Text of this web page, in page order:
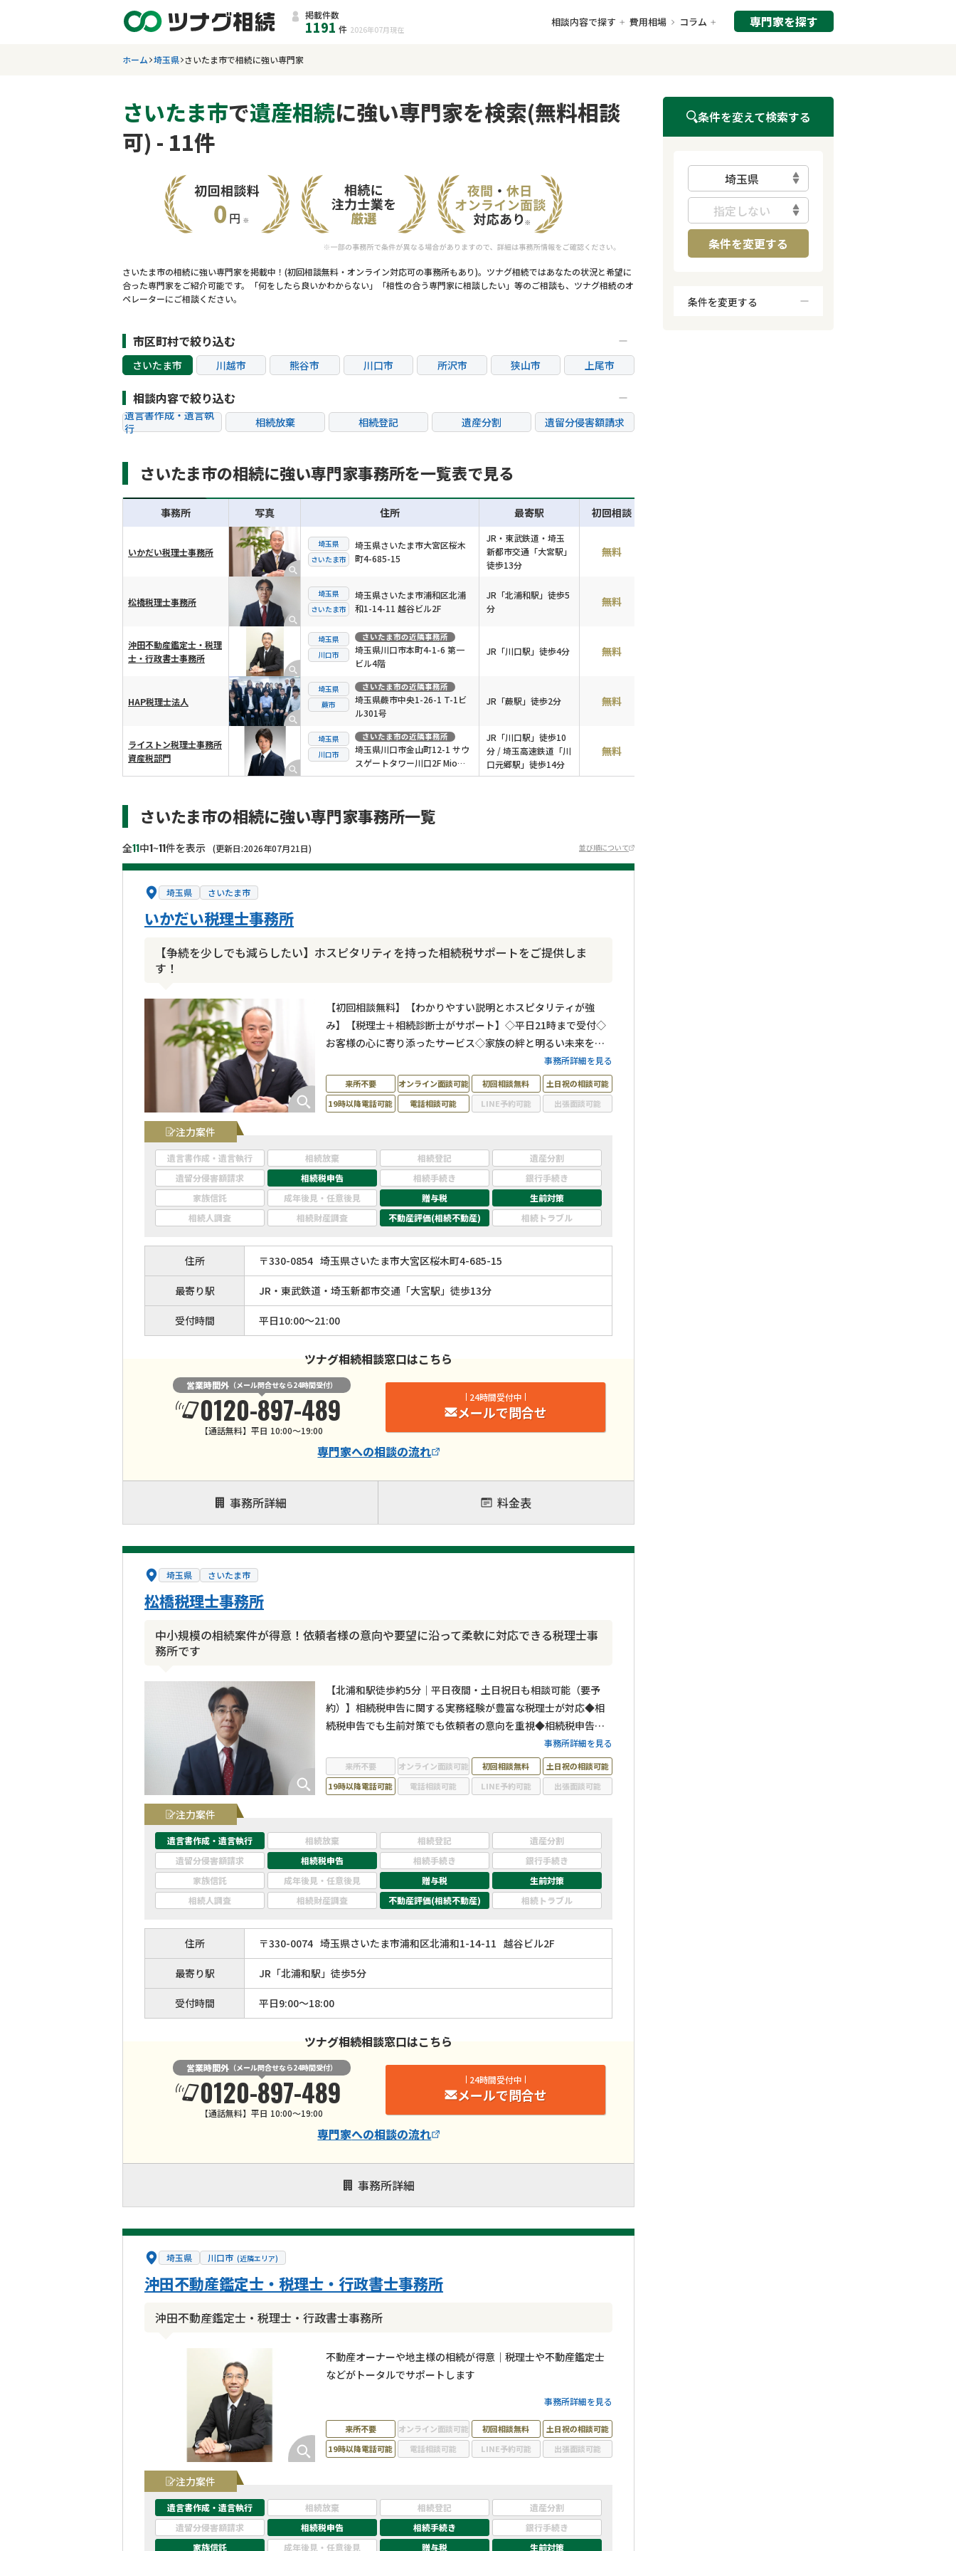
掲載件数
1191 件 2026年07月 現在
相談内容で探す 費用相場 コラム 専門家を探す
ホーム 埼玉県 さいたま市で相続に強い専門家
さいたま市で遺産相続に強い専門家を検索(無料相談
可) - 11件
さいたま市の相続に強い専門家を掲載中！(初回相談無料・オンライン対応可の事務所もあり)。ツナグ相続ではあなたの状況と希望に
合った専門家をご紹介可能です。「何をしたら良いかわからない」「相性の合う専門家に相談したい」等のご相談も、ツナグ相続のオ
ペレーターにご相談ください。
市区町村で絞り込む
さいたま市 川越市 熊谷市 川口市 所沢市 狭山市
上尾市
相談内容で絞り込む
遺言書作成・遺言執
行
相続放棄 相続登記 遺産分割
遺留分侵害額請求
贈与税
生前対策 相続人調査 相続財産調査
さいたま市の相続に強い専門家事務所を一覧表で見る
横スクロール可能
事務所 写真 住所 最寄駅 初回相談
いかだい税理士事務所
埼玉県
さいたま市
埼玉県さいたま市大宮区桜木
町4-685-15
JR・東武鉄道・埼玉
新都市交通「大宮駅」
徒歩13分
無料
松橋税理士事務所
埼玉県
さいたま市
埼玉県さいたま市浦和区北浦
和1-14-11 越谷ビル2F
JR「北浦和駅」徒歩5
分
無料
沖田不動産鑑定士・税理
士・行政書士事務所
埼玉県
川口市
さいたま市の近隣事務所
埼玉県川口市本町4-1-6 第一
ビル4階
JR「川口駅」徒歩4分 無料
HAP税理士法人
埼玉県
蕨市
さいたま市の近隣事務所
埼玉県蕨市中央1-26-1 T-1ビ
ル301号
JR「蕨駅」徒歩2分 無料
ライストン税理士事務所
資産税部門
埼玉県
川口市
さいたま市の近隣事務所
埼玉県川口市金山町12-1 サウ
スゲートタワー川口2F Mio川
口
JR「川口駅」徒歩10
分 / 埼玉高速鉄道「川
口元郷駅」徒歩14分
無料
さいたま市の相続に強い専門家事務所一覧
全11中1~11件を表示 (更新日:2026年07月21日) 並び順について
埼玉県 さいたま市
【争続を少しでも減らしたい】ホスピタリティを持った相続税サポートをご提供しま
す！
いかだい税理士事務所
【初回相談無料】【わかりやすい説明とホスピタリティが強
み】【税理士＋相続診断士がサポート】◇平日21時まで受付◇
お客様の心に寄り添ったサービス◇家族の絆と明るい未来をお
事務所詳細を見る
来所不要 オンライン面談可能 初回相談無料
土日祝の相談可能
19時以降電話可能
電話相談可能 LINE予約可能 出張面談可能
注力案件
遺言書作成・遺言執行 相続放棄 相続登記
遺産分割
遺留分侵害額請求
相続税申告 相続手続き
銀行手続き
家族信託
成年後見・任意後見 贈与税
生前対策
相続人調査
相続財産調査 不動産評価(相続不動産) 相続トラブル
住所 〒330-0854 埼玉県さいたま市大宮区桜木町4-685-15
最寄り駅 JR・東武鉄道・埼玉新都市交通「大宮駅」徒歩13分
受付時間 平日10:00～21:00
ツナグ相続相談窓口はこちら
営業時間外（メール問合せなら24時間受付）
0120-897-489
【通話無料】平日 10:00～19:00
24時間受付中
メールで問合せ
専門家への相談の流れ
事務所詳細 料金表
埼玉県 さいたま市
中小規模の相続案件が得意！依頼者様の意向や要望に沿って柔軟に対応できる税理士事
務所です
松橋税理士事務所
【北浦和駅徒歩約5分｜平日夜間・土日祝日も相談可能（要予
約）】相続税申告に関する実務経験が豊富な税理士が対応◆相
続税申告でも生前対策でも依頼者の意向を重視◆相続税申告・
生前対策の料金は11万円～◆丁寧な対応と円滑な手続きで依頼
者様の相続税申告・生前対策を全力でサポートします！
事務所詳細を見る
来所不要 オンライン面談可能 初回相談無料
土日祝の相談可能
19時以降電話可能
電話相談可能 LINE予約可能 出張面談可能
注力案件
遺言書作成・遺言執行 相続放棄 相続登記
遺産分割
遺留分侵害額請求
相続税申告 相続手続き
銀行手続き
家族信託
成年後見・任意後見 贈与税
生前対策
相続人調査
相続財産調査 不動産評価(相続不動産) 相続トラブル
住所 〒330-0074 埼玉県さいたま市浦和区北浦和1-14-11 越谷ビル2F
最寄り駅 JR「北浦和駅」徒歩5分
受付時間 平日9:00〜18:00
ツナグ相続相談窓口はこちら
営業時間外（メール問合せなら24時間受付）
0120-897-489
【通話無料】平日 10:00～19:00
24時間受付中
メールで問合せ
専門家への相談の流れ
事務所詳細
埼玉県 川口市 (近隣エリア)
沖田不動産鑑定士・税理士・行政書士事務所
沖田不動産鑑定士・税理士・行政書士事務所
不動産オーナーや地主様の相続が得意｜税理士や不動産鑑定士
などがトータルでサポートします
事務所詳細を見る
来所不要 オンライン面談可能 初回相談無料
土日祝の相談可能
19時以降電話可能
電話相談可能 LINE予約可能 出張面談可能
注力案件
遺言書作成・遺言執行 相続放棄 相続登記
遺産分割
遺留分侵害額請求
相続税申告 相続手続き
銀行手続き
家族信託
成年後見・任意後見 贈与税 生前対策
条件を変えて検索する
埼玉県
指定しない
条件を変更する
条件を変更する